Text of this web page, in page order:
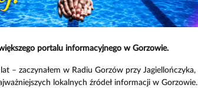
portalu informacyjnego w Gorzowie.
– zaczynałem w Radiu Gorzów przy
lokalnych źródeł informacji w